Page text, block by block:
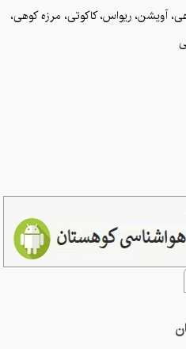
آویشن، ریواس، کاکوتی، مرزه کوهی،